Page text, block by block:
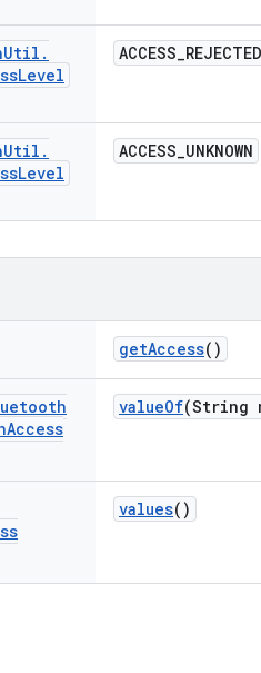
Util .
Level
ACCESS_REJECTED
Util .
Level
ACCESS_UNKNOWN
getAccess()
Access
valueOf(String
values()